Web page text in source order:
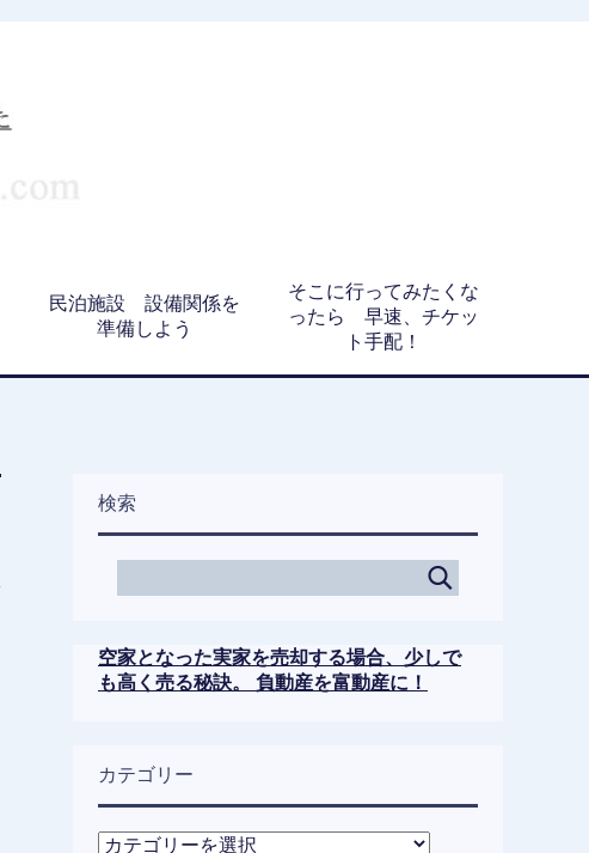
民泊施設 設備関係を
準備しよう
そこに行ってみたくな
ったら 早速、チケッ
ト手配！
検索
空家となった実家を売却する場合、少しで
も高く売る秘訣。 負動産を富動産に！
カテゴリー
カ